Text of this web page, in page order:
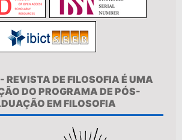
REVISTA DE FILOSOFIA É UMA
DO PROGRAMA DE PÓS-
EM FILOSOFIA